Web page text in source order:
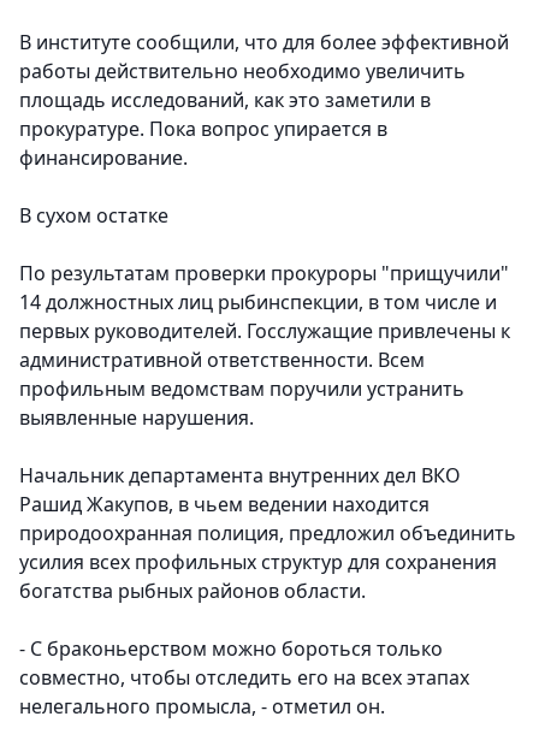
В институте сообщили, что для более эффективной
работы действительно необходимо увеличить
площадь исследований, как это заметили в
прокуратуре. Пока вопрос упирается в
финансирование.
В сухом остатке
По результатам проверки прокуроры "прищучили"
14 должностных лиц рыбинспекции, в том числе и
первых руководителей. Госслужащие привлечены к
административной ответственности. Всем
профильным ведомствам поручили устранить
выявленные нарушения.
Начальник департамента внутренних дел ВКО
Рашид Жакупов, в чьем ведении находится
природоохранная полиция, предложил объединить
усилия всех профильных структур для сохранения
богатства рыбных районов области.
- С браконьерством можно бороться только
совместно, чтобы отследить его на всех этапах
нелегального промысла, - отметил он.